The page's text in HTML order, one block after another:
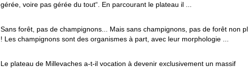
gérée, voire pas gérée du tout“. En parcourant le plateau il ...
Sans forêt, pas de champignons... Mais sans champignons, pas de forêt non
! Les champignons sont des organismes à part, avec leur morphologie ...
Le plateau de Millevaches a-t-il vocation à devenir exclusivement un massif